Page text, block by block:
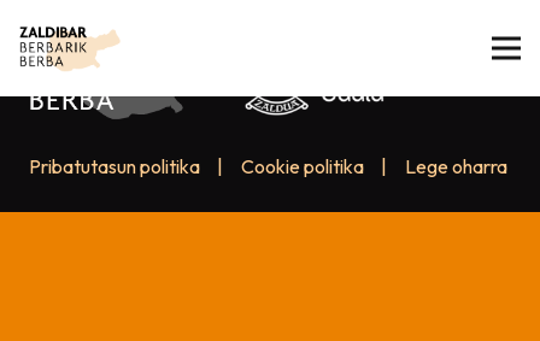
Pribatutasun politika Cookie politika Lege oharra